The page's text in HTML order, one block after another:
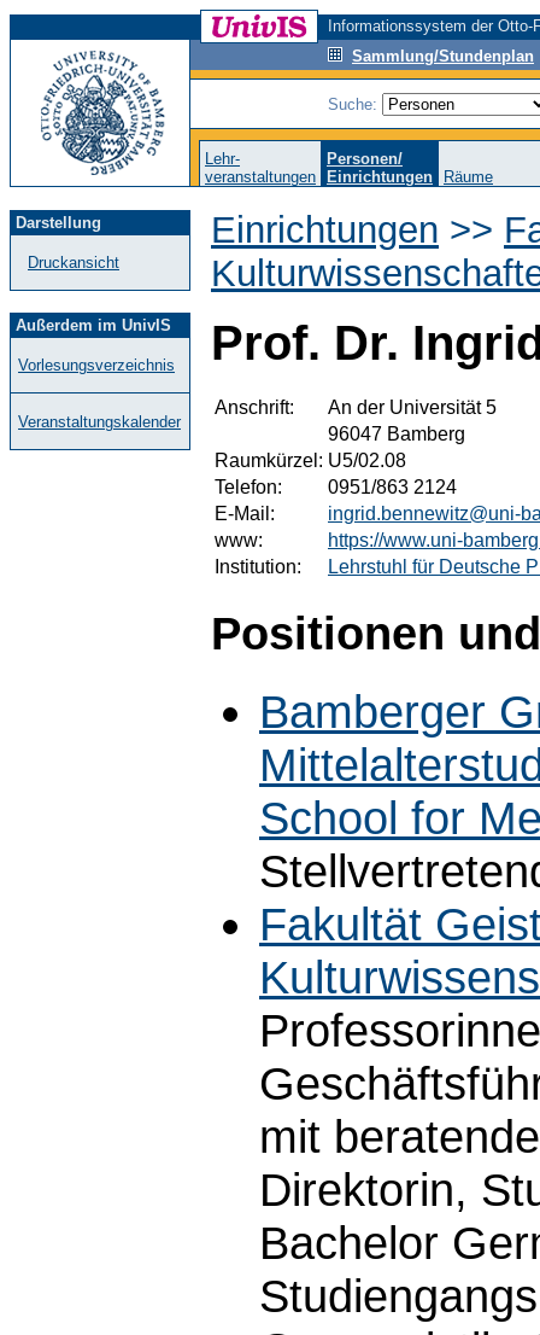
Informationssystem der
Sammlung/Stundenplan
Suche:
Lehr-
veranstaltungen
Personen/
Einrichtungen
Räume
Darstellung
Druckansicht
Außerdem im UnivIS
Vorlesungsverzeichnis
Veranstaltungskalender
Einrichtungen >>
Prof. Dr.
Anschrift:
An der Universität 5
96047 Bamberg
Raumkürzel: U5/02.08
Telefon:
0951/863 2124
E-Mail:
ingrid.bennewitz@uni-
www:
https://www.uni-
Institution:
Lehrstuhl für Deutsche
Positionen
Bamberger
School for
Fakultät
mit
Direktorin,
Bachelor